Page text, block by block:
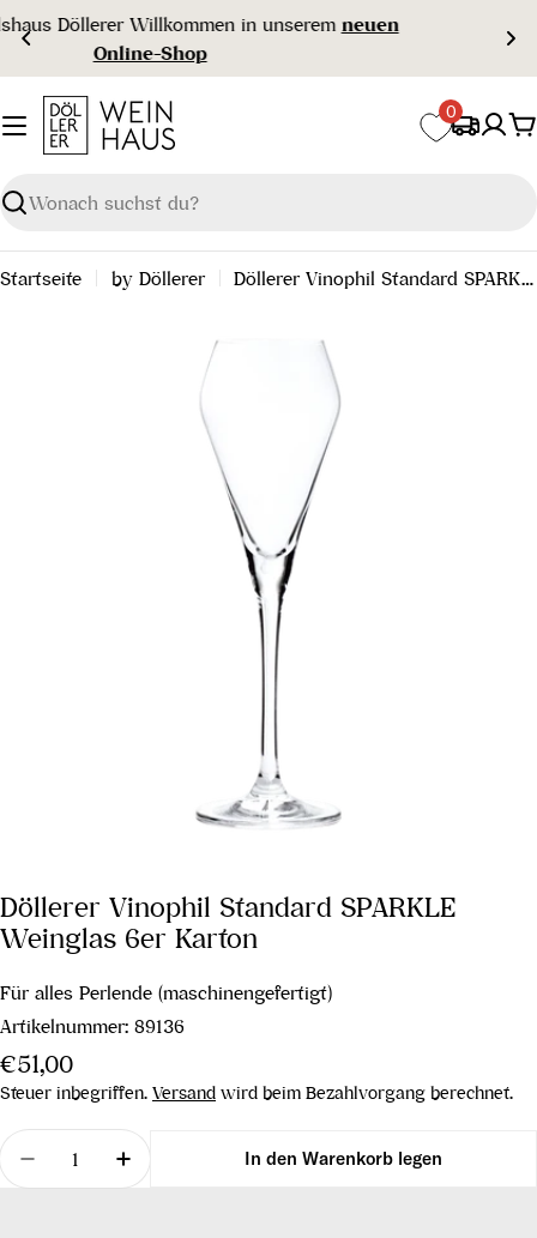
Zum
Inhalt
springen
Gratisversand ab € 99 🇦🇹
Suchen
0
Startseite by Döllerer Döllerer Vinophil Standard SPARKLE Weinglas 6er Karton
Döllerer Vinophil Standard SPARKLE
Weinglas 6er Karton
Für alles Perlende (maschinengefertigt)
Artikelnummer: 89136
Regulärer
Preis
€51,00
Steuer inbegriffen. Versand wird beim Bezahlvorgang berechnet.
Menge
Menge für Döllerer Vinophil Standard SPARKLE
Menge für Döllerer Vinophil Standard
In den Warenkorb legen